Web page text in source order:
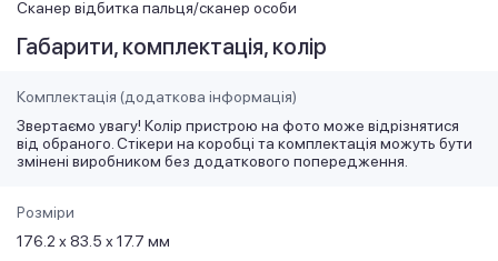
Сканер відбитка пальця/сканер особи
Габарити, комплектація, колір
Комплектація (додаткова інформація)
Звертаємо увагу! Колір пристрою на фото може відрізнятися
від обраного. Стікери на коробці та комплектація можуть бути
змінені виробником без додаткового попередження.
Розміри
176.2 х 83.5 х 17.7 мм